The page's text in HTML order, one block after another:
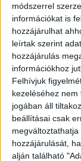
módszerrel
információkat is
hozzájárulhat
leírtak szerint
hozzájárulás
információkhoz
Felhívjuk
kezeléséhez
jogában áll
beállításai csak
hozzájárulását,
alján található
VV
járt a
Dunánál
tárgyalás
Írta:Budapest